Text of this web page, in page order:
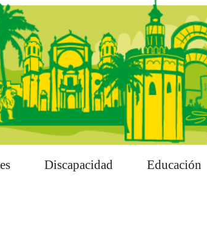
Discapacidad Educación